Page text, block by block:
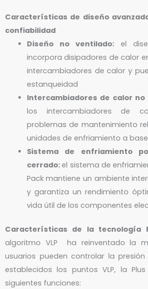
Características de diseño
confiabilidad
Diseño no ventilado: el
incorpora disipadores de calor
intercambiadores de calor y
estanqueidad
Intercambiadores de calor
los intercambiadores de
problemas de mantenimiento
unidades de enfriamiento a
Sistema de enfriamiento
cerrado:el sistema de
Pack mantiene un ambiente
y garantiza un rendimiento
vida útil de los componentes
Características de la tecnología
algoritmo VLP ha reinventado la
usuarios pueden controlar la
establecidos los puntos VLP, la
siguientes funciones: